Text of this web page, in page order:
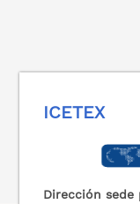
ICETEX
Dirección sede